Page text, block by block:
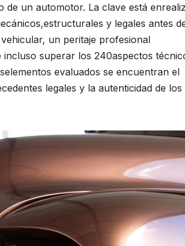
de un automotor. La clave está
y legales antes
un peritaje profesional
incluso superar los 240aspectos
evaluados se encuentran el
legales y la autenticidad de los